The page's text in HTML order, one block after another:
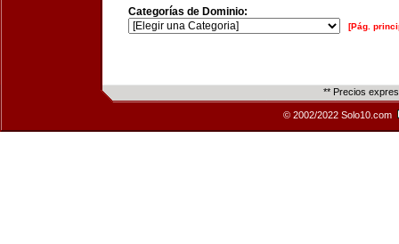
Categorías de Dominio:
[Pág.
** Precios
© 2002/2022 Solo10.com